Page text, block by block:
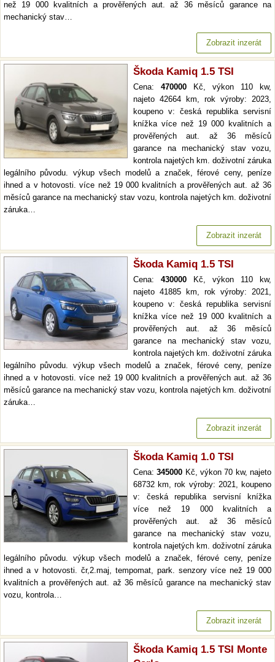
než 19 000 kvalitních a prověřených aut. až 36 měsíců garance na
mechanický stav…
Zobrazit inzerát
Škoda Kamiq 1.5 TSI
Cena: 470000 Kč, výkon 110 kw,
najeto 42664 km, rok výroby: 2023,
koupeno v: česká republika servisní
knížka více než 19 000 kvalitních a
prověřených aut. až 36 měsíců
garance na mechanický stav vozu,
kontrola najetých km. doživotní záruka
legálního původu. výkup všech modelů a značek, férové ceny, peníze
ihned a v hotovosti. více než 19 000 kvalitních a prověřených aut. až 36
měsíců garance na mechanický stav vozu, kontrola najetých km. doživotní
záruka…
Zobrazit inzerát
Škoda Kamiq 1.5 TSI
Cena: 430000 Kč, výkon 110 kw,
najeto 41885 km, rok výroby: 2021,
koupeno v: česká republika servisní
knížka více než 19 000 kvalitních a
prověřených aut. až 36 měsíců
garance na mechanický stav vozu,
kontrola najetých km. doživotní záruka
legálního původu. výkup všech modelů a značek, férové ceny, peníze
ihned a v hotovosti. více než 19 000 kvalitních a prověřených aut. až 36
měsíců garance na mechanický stav vozu, kontrola najetých km. doživotní
záruka…
Zobrazit inzerát
Škoda Kamiq 1.0 TSI
Cena:345000 Kč, výkon 70 kw, najeto
68732 km, rok výroby: 2021, koupeno
v: česká republika servisní knížka
více než 19 000 kvalitních a
prověřených aut. až 36 měsíců
garance na mechanický stav vozu,
kontrola najetých km. doživotní záruka
legálního původu. výkup všech modelů a značek, férové ceny, peníze
ihned a v hotovosti. čr,2.maj, tempomat, park. senzory více než 19 000
kvalitních a prověřených aut. až 36 měsíců garance na mechanický stav
vozu, kontrola…
Zobrazit inzerát
Škoda Kamiq 1.5 TSI Monte